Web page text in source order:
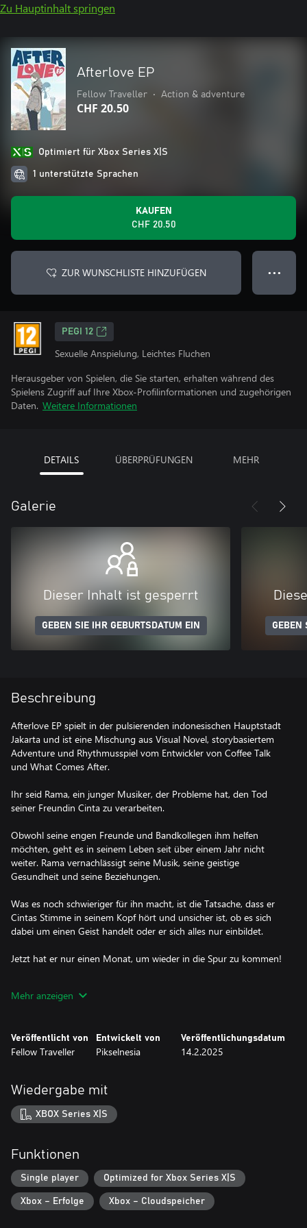
Zu Hauptinhalt springen
Afterlove EP
Fellow Traveller • Action & adventure
CHF 20.50
Optimiert für Xbox Series X|S
1 unterstützte Sprachen
KAUFEN
CHF 20.50
ZUR WUNSCHLISTE HINZUFÜGEN ● ● ●
PEGI 12
Sexuelle Anspielung, Leichtes Fluchen
Herausgeber von Spielen, die Sie starten, erhalten während des
Spielens Zugriff auf Ihre Xbox-Profilinformationen und zugehörigen
Daten. Weitere Informationen
DETAILS ÜBERPRÜFUNGEN MEHR
Galerie
Dieser Inhalt ist gesperrt
GEBEN SIE IHR GEBURTSDATUM EIN GEBEN
Beschreibung
Afterlove EP spielt in der pulsierenden indonesischen Hauptstadt
Jakarta und ist eine Mischung aus Visual Novel, storybasiertem
Adventure und Rhythmusspiel vom Entwickler von Coffee Talk
und What Comes After.
Ihr seid Rama, ein junger Musiker, der Probleme hat, den Tod
seiner Freundin Cinta zu verarbeiten.
Obwohl seine engen Freunde und Bandkollegen ihm helfen
möchten, geht es in seinem Leben seit über einem Jahr nicht
weiter. Rama vernachlässigt seine Musik, seine geistige
Gesundheit und seine Beziehungen.
Was es noch schwieriger für ihn macht, ist die Tatsache, dass er
Cintas Stimme in seinem Kopf hört und unsicher ist, ob es sich
dabei um einen Geist handelt oder er sich alles nur einbildet.
Jetzt hat er nur einen Monat, um wieder in die Spur zu kommen!
er seine Musik nicht ernst nimmt und die versprochenen neuen
WICHTIGE FEATURES
• Eine emotionale Story des Entwicklers von Coffee Talk und
• Angesiedelt in einer pulsierenden und authentischen
Nachbildung des modernen Jakarta.
• Eine Mischung aus storybasiertem Adventure und Visual Novel
mit Rhythmusspielelementen. Erkundet die Gegend, unterhaltet
• Mehrere Ende und Storyverläufe - 28 Tage und Nächte lang
• Mit unverwechselbaren Zeichnungen des berühmten
indonesischen Indie-Manga-Künstlers Soyatu.
• Der originale Soundtrack stammt von der beliebten
Mehr anzeigen
Veröffentlicht von
Fellow Traveller
Entwickelt von
Pikselnesia
Veröffentlichungsdatum
14.2.2025
Wiedergabe mit
XBOX Series X|S
Funktionen
Single player Optimized for Xbox Series X|S
Xbox – Erfolge Xbox – Cloudspeicher